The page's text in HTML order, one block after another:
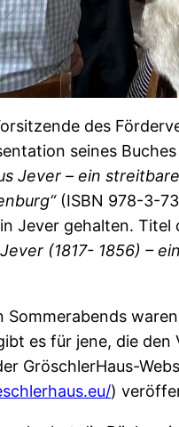
des
seines
Jever – ein
(ISBN 978-3-
Jever gehalten.
(1817- 1856) –
Sommerabends
es für jene, die
GröschlerHaus-
)